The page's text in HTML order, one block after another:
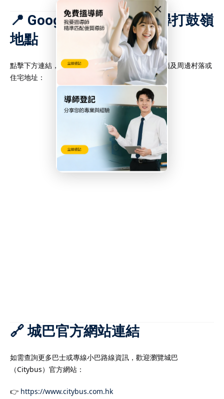
×
📍 Google Maps 即時搜尋打鼓嶺
地點
點擊下方連結，即可在 Google Maps 上搜尋打鼓嶺及周邊村落或
住宅地址：
🔗 城巴官方網站連結
如需查詢更多巴士或專線小巴路線資訊，歡迎瀏覽城巴
（Citybus）官方網站：
👉 https://www.citybus.com.hk